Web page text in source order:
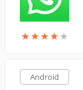
★★★★ ★
★★★★ ★
Android